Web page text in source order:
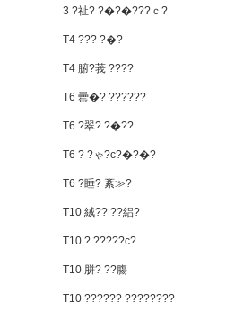
3 ?祉? ?�?�???ｃ?
T4 ??? ?�?
T4 腑?莪 ????
T6 罍�? ??????
T6 ?翠? ?�??
T6 ? ?ゃ?с?�?�?
T6 ?睡? 紊≫?
T10 絨?? ??絽?
T10 ? ?????с?
T10 胼? ??膓
T10 ?????? ????????